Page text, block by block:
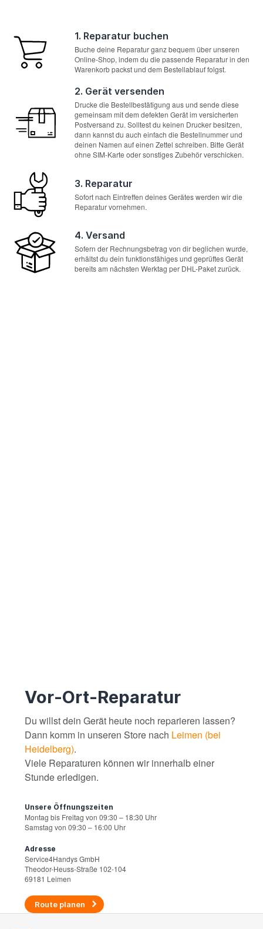
1. Reparatur buchen
Buche deine Reparatur ganz bequem über unseren
Online-Shop, indem du die passende Reparatur in den
Warenkorb packst und dem Bestellablauf folgst.
2. Gerät versenden
Drucke die Bestellbestätigung aus und sende diese
gemeinsam mit dem defekten Gerät im versicherten
Postversand zu. Solltest du keinen Drucker besitzen,
dann kannst du auch einfach die Bestellnummer und
deinen Namen auf einen Zettel schreiben. Bitte Gerät
ohne SIM-Karte oder sonstiges Zubehör verschicken.
3. Reparatur
Sofort nach Eintreffen deines Gerätes werden wir die
Reparatur vornehmen.
4. Versand
Sofern der Rechnungsbetrag von dir beglichen wurde,
erhältst du dein funktionsfähiges und geprüftes Gerät
bereits am nächsten Werktag per DHL-Paket zurück.
Vor-Ort-Reparatur
Du willst dein Gerät heute noch reparieren lassen?
Dann komm in unseren Store nach Leimen (bei
Heidelberg).
Viele Reparaturen können wir innerhalb einer
Stunde erledigen.
Unsere Öffnungszeiten
Montag bis Freitag von 09:30 – 18:30 Uhr
Samstag von 09:30 – 16:00 Uhr
Adresse
Service4Handys GmbH
Theodor-Heuss-Straße 102-104
69181 Leimen
Route planen